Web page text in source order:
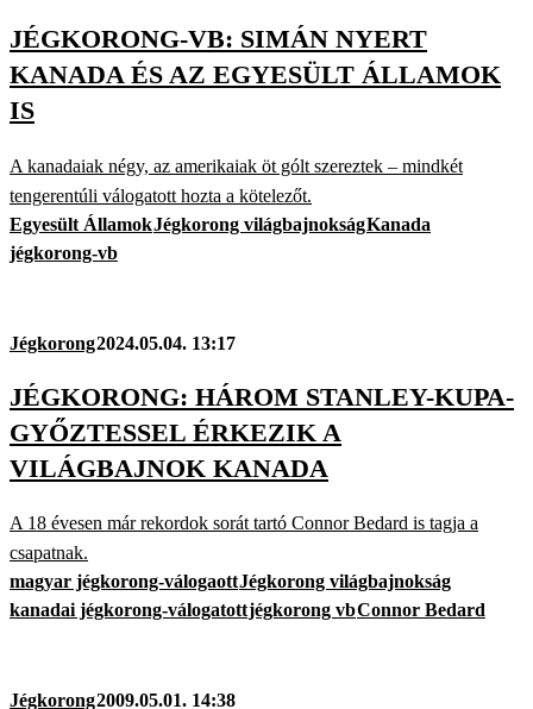
JÉGKORONG-VB: SIMÁN NYERT
KANADA ÉS AZ EGYESÜLT ÁLLAMOK
IS
A kanadaiak négy, az amerikaiak öt gólt szereztek – mindkét
tengerentúli válogatott hozta a kötelezőt.
Egyesült ÁllamokJégkorong világbajnokságKanada
jégkorong-vb
Jégkorong2024.05.04. 13:17
JÉGKORONG: HÁROM STANLEY-KUPA-
GYŐZTESSEL ÉRKEZIK A
VILÁGBAJNOK KANADA
A 18 évesen már rekordok sorát tartó Connor Bedard is tagja a
csapatnak.
magyar jégkorong-válogaottJégkorong világbajnokság
kanadai jégkorong-válogatottjégkorong vbConnor Bedard
Jégkorong2009.05.01. 14:38